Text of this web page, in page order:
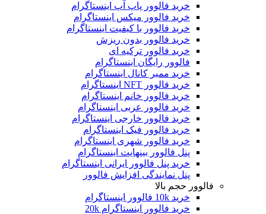
خرید فالوور پاپ آپ اینستاگرام
خرید فالوور میکس اینستاگرام
خرید فالوور با کیفیت اینستاگرام
خرید فالوور بدون ریزش
خرید فالوور ترکیه ای
فالوور رایگان اینستاگرام
خرید ممبر کانال اینستاگرام
خرید فالوور NFT اینستاگرام
خرید فالوور خانم اینستاگرام
خرید فالوور عربی اینستاگرام
خرید فالوور خارجی اینستاگرام
خرید فالوور فیک اینستاگرام
خرید فالوور شهری اینستاگرام
پنل فالوور بینهایت اینستاگرام
خرید پنل فالوور ایرانی اینستاگرام
پنل نمایندگی افزایش فالوور
فالوور حجم بالا
خرید فالوور اینستاگرام 20k